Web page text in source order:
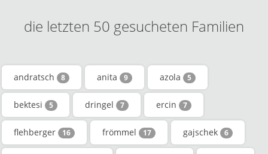
die letzten 50 gesucheten Familien
andratsch 8 anita 9 azola 5
bektesi 5 dringel 7 ercin 7
flehberger 16 frömmel 17 gajschek 6